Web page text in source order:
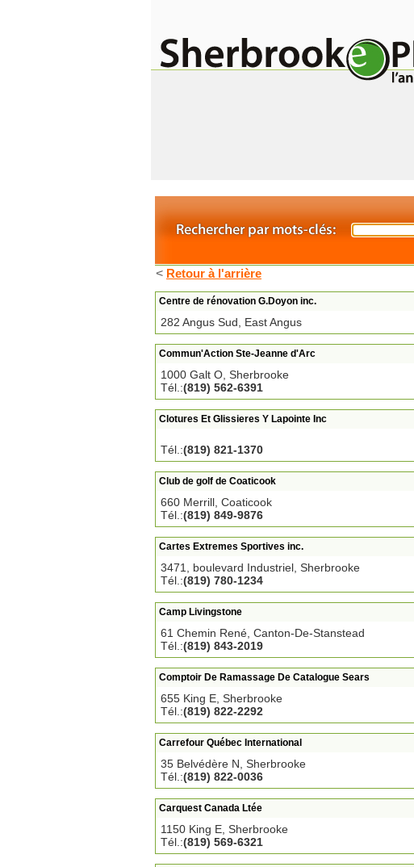
< Retour à l'arrière
Centre de rénovation G.Doyon inc.
282 Angus Sud, East Angus
Commun'Action Ste-Jeanne d'Arc
1000 Galt O, Sherbrooke
Tél.:(819) 562-6391
Clotures Et Glissieres Y Lapointe Inc
Tél.:(819) 821-1370
Club de golf de Coaticook
660 Merrill, Coaticook
Tél.:(819) 849-9876
Cartes Extremes Sportives inc.
3471, boulevard Industriel, Sherbrooke
Tél.:(819) 780-1234
Camp Livingstone
61 Chemin René, Canton-De-Stanstead
Tél.:(819) 843-2019
Comptoir De Ramassage De Catalogue Sears
655 King E, Sherbrooke
Tél.:(819) 822-2292
Carrefour Québec International
35 Belvédère N, Sherbrooke
Tél.:(819) 822-0036
Carquest Canada Ltée
1150 King E, Sherbrooke
Tél.:(819) 569-6321